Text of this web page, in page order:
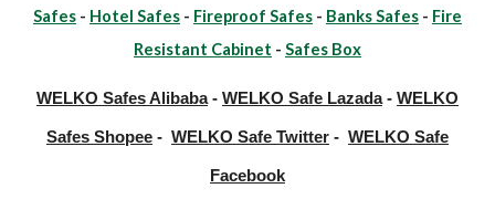
Safes - Hotel Safes - Fireproof Safes - Banks Safes - Fire
Resistant Cabinet - Safes Box
WELKO Safes Alibaba- WELKO Safe Lazada- WELKO
Safes Shopee - WELKO Safe Twitter - WELKO Safe
Facebook